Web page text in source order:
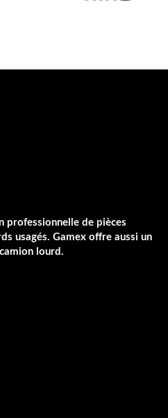
professionnelle de pièces
usagés. Gamex offre aussi un
lourd.